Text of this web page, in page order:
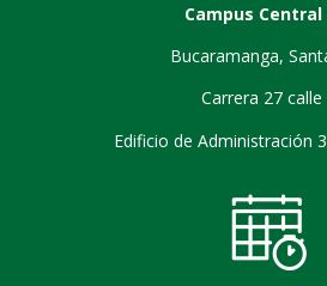
Campus Central
Bucaramanga,
Carrera 27 calle
Edificio de Administración